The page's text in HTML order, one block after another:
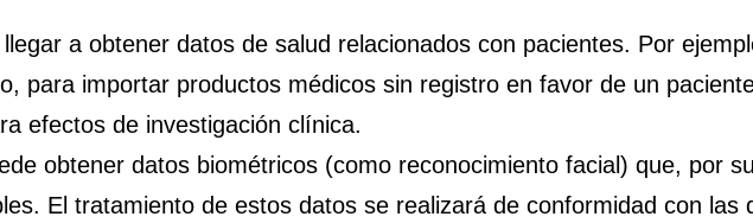
a obtener datos de salud relacionados con pacientes. Por
para importar productos médicos sin registro en favor de un
efectos de investigación clínica.
obtener datos biométricos (como reconocimiento facial) que, por
El tratamiento de estos datos se realizará de conformidad con las